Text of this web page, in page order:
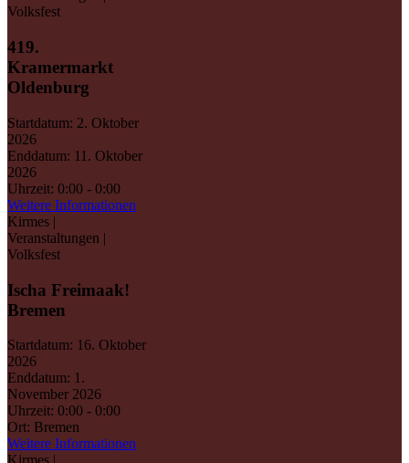
Volksfest
419.
Kramermarkt
Oldenburg
Startdatum: 2. Oktober
2026
Enddatum: 11. Oktober
2026
Uhrzeit: 0:00 - 0:00
Weitere Informationen
Kirmes |
Veranstaltungen |
Volksfest
Ischa Freimaak!
Bremen
Startdatum: 16. Oktober
2026
Enddatum: 1.
November 2026
Uhrzeit: 0:00 - 0:00
Ort: Bremen
Weitere Informationen